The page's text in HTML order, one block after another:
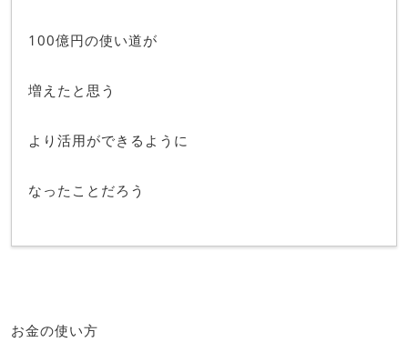
100億円の使い道が
増えたと思う
より活用ができるように
なったことだろう
お金の使い方